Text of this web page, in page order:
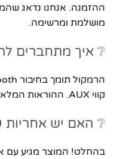
ההזמנה. אנחנו נדאג
מושלמת ומרשימה.
❔ איך מתחברים
קווי AUX. ההוראות המלאות מצורפות בעברית.
❔ האם יש אחריות
בהחלט! המוצר מגיע עם